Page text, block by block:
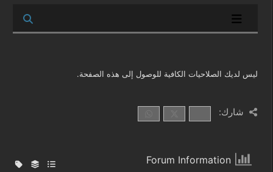
ليس لديك الصلاحيات الكافية للوصول إلى هذه الصفحة.
شارك:
Forum Information